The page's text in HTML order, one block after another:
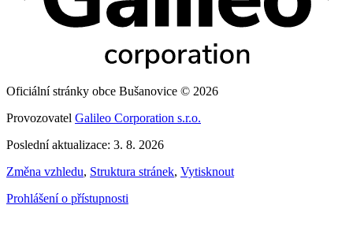
Oficiální stránky obce Bušanovice © 2026
Provozovatel Galileo Corporation s.r.o.
Poslední aktualizace: 3. 8. 2026
Změna vzhledu, Struktura stránek, Vytisknout
Prohlášení o přístupnosti